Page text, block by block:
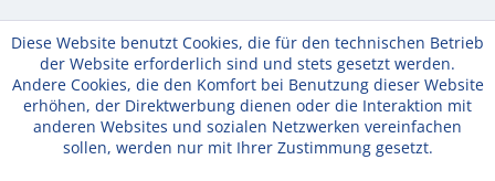
Diese Website benutzt Cookies, die für den technischen Betrieb
der Website erforderlich sind und stets gesetzt werden.
Andere Cookies, die den Komfort bei Benutzung dieser Website
erhöhen, der Direktwerbung dienen oder die Interaktion mit
anderen Websites und sozialen Netzwerken vereinfachen
sollen, werden nur mit Ihrer Zustimmung gesetzt.